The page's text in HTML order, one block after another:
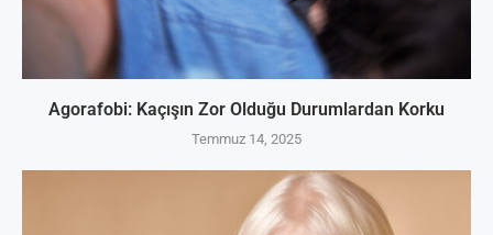
Agorafobi: Kaçışın Zor Olduğu Durumlardan Korku
Temmuz 14, 2025